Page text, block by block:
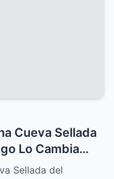
Cueva Sellada
Lo Cambia
Sellada del